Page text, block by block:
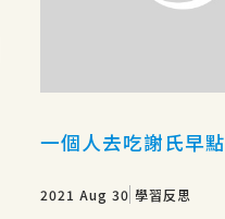
一個人去吃謝氏早點
2021 Aug 30 學習反思